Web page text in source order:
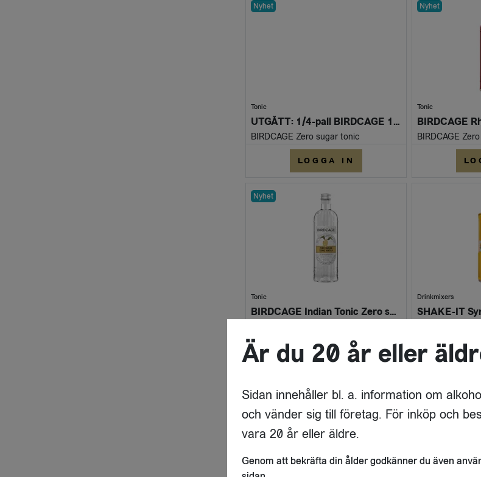
Nyhet
Tonic
UTGÅTT: 1/4-pall BIRDCAGE 140 flaskor mixat
BIRDCAGE Zero sugar tonic
LOGGA IN
Nyhet
Tonic
BIRDCAGE
Nyhet
Tonic
BIRDCAGE Indian Tonic Zero sugar 50 cl
LOGGA IN
Drinkmixers
Är du 20 år eller
Sidan innehåller bl. a. information om
och vänder sig till företag. För inköp och
vara 20 år eller äldre.
Genom att bekräfta din ålder godkänner du även